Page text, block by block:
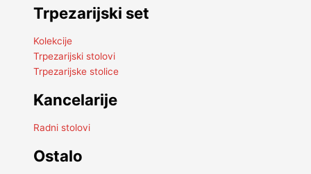
Trpezarijski set
Kolekcije
Trpezarijski stolovi
Trpezarijske stolice
Kancelarije
Radni stolovi
Ostalo